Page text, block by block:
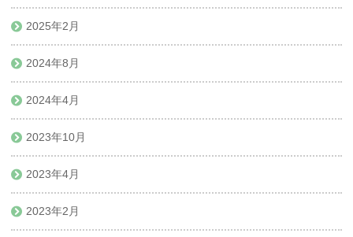
2025年2月
2024年8月
2024年4月
2023年10月
2023年4月
2023年2月